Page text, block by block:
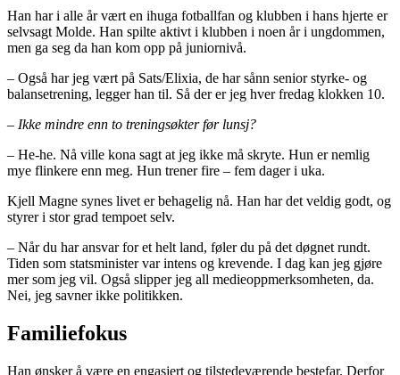
Han har i alle år vært en ihuga fotballfan og klubben i hans hjerte er
selvsagt Molde. Han spilte aktivt i klubben i noen år i ungdommen,
men ga seg da han kom opp på juniornivå.
– Også har jeg vært på Sats/Elixia, de har sånn senior styrke- og
balansetrening, legger han til. Så der er jeg hver fredag klokken 10.
– Ikke mindre enn to treningsøkter før lunsj?
– He-he. Nå ville kona sagt at jeg ikke må skryte. Hun er nemlig
mye flinkere enn meg. Hun trener fire – fem dager i uka.
Kjell Magne synes livet er behagelig nå. Han har det veldig godt, og
styrer i stor grad tempoet selv.
– Når du har ansvar for et helt land, føler du på det døgnet rundt.
Tiden som statsminister var intens og krevende. I dag kan jeg gjøre
mer som jeg vil. Også slipper jeg all medieoppmerksomheten, da.
Nei, jeg savner ikke politikken.
Familiefokus
Han ønsker å være en engasjert og tilstedeværende bestefar. Derfor